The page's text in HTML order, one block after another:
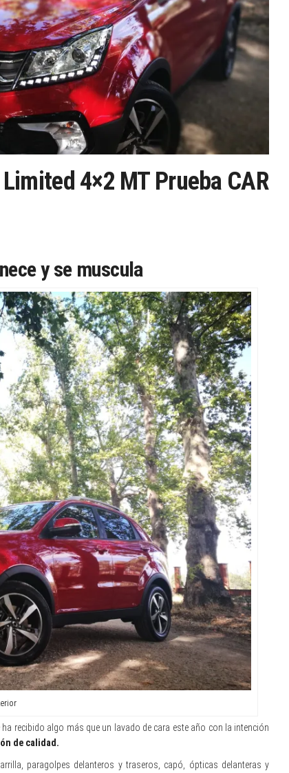
4×2 MT Prueba CAR
y se muscula
recibido algo más que un lavado de cara este año con la intención
de calidad.
paragolpes delanteros y traseros, capó, ópticas delanteras y